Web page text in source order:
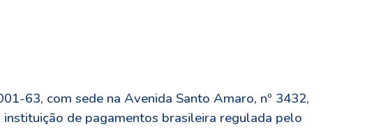
63, com sede na Avenida Santo Amaro, nº 3432,
instituição de pagamentos brasileira regulada pelo